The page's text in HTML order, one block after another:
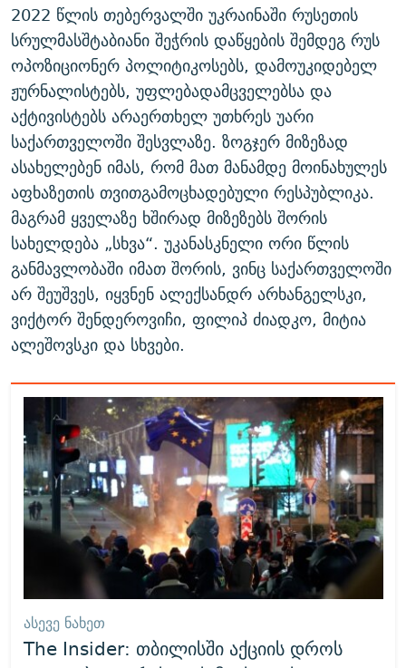
2022 წლის თებერვალში უკრაინაში რუსეთის
სრულმასშტაბიანი შეჭრის დაწყების შემდეგ რუს
ოპოზიციონერ პოლიტიკოსებს, დამოუკიდებელ
ჟურნალისტებს, უფლებადამცველებსა და
აქტივისტებს არაერთხელ უთხრეს უარი
საქართველოში შესვლაზე. ზოგჯერ მიზეზად
ასახელებენ იმას, რომ მათ მანამდე მოინახულეს
აფხაზეთის თვითგამოცხადებული რესპუბლიკა.
მაგრამ ყველაზე ხშირად მიზეზებს შორის
სახელდება „სხვა“. უკანასკნელი ორი წლის
განმავლობაში იმათ შორის, ვინც საქართველოში
არ შეუშვეს, იყვნენ ალექსანდრ არხანგელსკი,
ვიქტორ შენდეროვიჩი, ფილიპ ძიადკო, მიტია
ალეშოვსკი და სხვები.
ᲐᲡᲔᲕᲔ ᲜᲐᲮᲔᲗ
The Insider: თბილისში აქციის დროს